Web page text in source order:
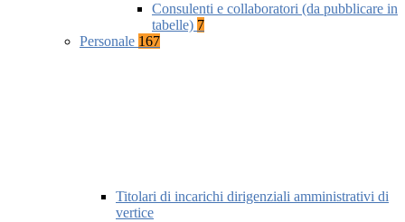
Consulenti e collaboratori (da pubblicare in
tabelle) 7
Personale 167
Titolari di incarichi dirigenziali amministrativi di
vertice